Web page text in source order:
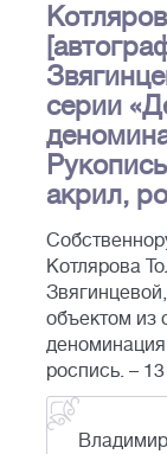
серии
акрил,
Котлярова
объектом из
роспись. –